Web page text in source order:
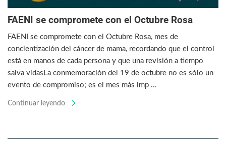
FAENI se compromete con el Octubre Rosa
FAENI se compromete con el Octubre Rosa, mes de
concientización del cáncer de mama, recordando que el control
está en manos de cada persona y que una revisión a tiempo
salva vidasLa conmemoración del 19 de octubre no es sólo un
evento de compromiso; es el mes más imp ...
Continuar leyendo